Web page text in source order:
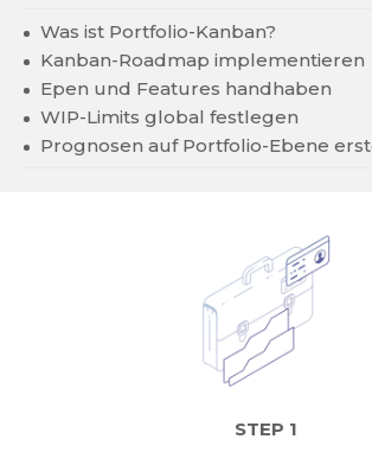
Was ist Portfolio-Kanban?
Kanban-Roadmap implementieren
Epen und Features handhaben
WIP-Limits global festlegen
Prognosen auf Portfolio-Ebene
STEP 1